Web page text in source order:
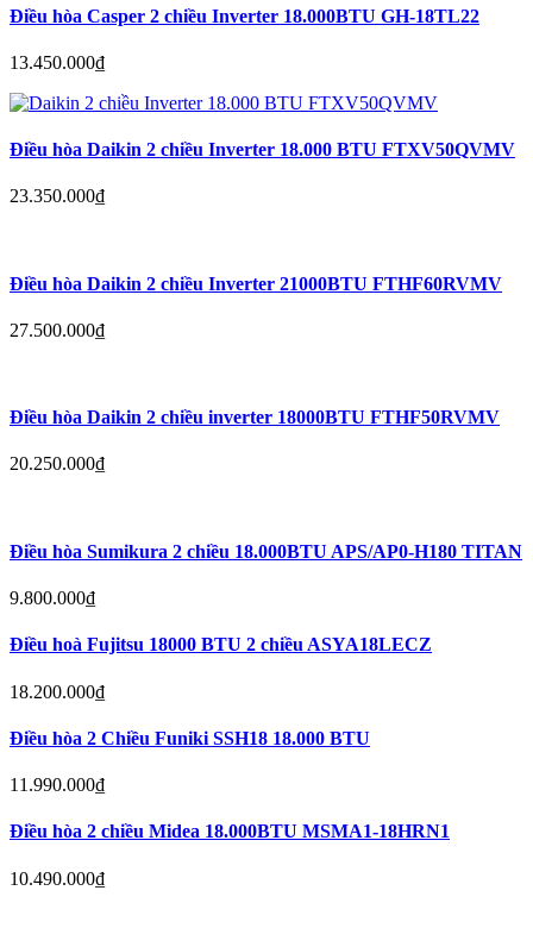
Điều hòa Casper 2 chiều Inverter 18.000BTU GH-18TL22
13.450.000₫
Điều hòa Daikin 2 chiều Inverter 18.000 BTU FTXV50QVMV
23.350.000₫
Điều hòa Daikin 2 chiều Inverter 21000BTU FTHF60RVMV
27.500.000₫
Điều hòa Daikin 2 chiều inverter 18000BTU FTHF50RVMV
20.250.000₫
Điều hòa Sumikura 2 chiều 18.000BTU APS/AP0-H180 TITAN
9.800.000₫
Điều hoà Fujitsu 18000 BTU 2 chiều ASYA18LECZ
18.200.000₫
Điều hòa 2 Chiều Funiki SSH18 18.000 BTU
11.990.000₫
Điều hòa 2 chiều Midea 18.000BTU MSMA1-18HRN1
10.490.000₫